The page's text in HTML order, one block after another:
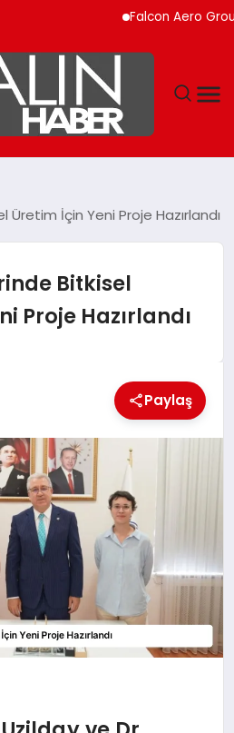
Falcon Aero Group,
Üretim İçin Yeni Proje Hazırlandı
Bitkisel
Proje Hazırlandı
Paylaş